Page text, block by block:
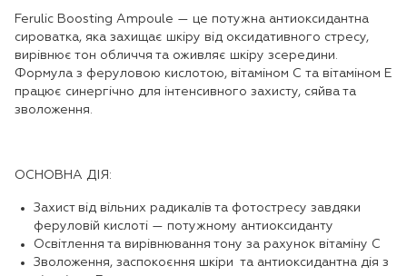
Ferulic Boosting Ampoule — це потужна антиоксидантна
сироватка, яка захищає шкіру від оксидативного стресу,
вирівнює тон обличчя та оживляє шкіру зсередини.
Формула з феруловою кислотою, вітаміном C та вітаміном E
працює синергічно для інтенсивного захисту, сяйва та
зволоження.
ОСНОВНА ДІЯ:
Захист від вільних радикалів та фотостресу завдяки
феруловій кислоті — потужному антиоксиданту
Освітлення та вирівнювання тону за рахунок вітаміну C
Зволоження, заспокоєння шкіри та антиоксидантна дія з